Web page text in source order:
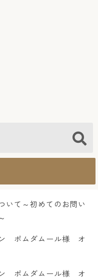
いて～初めてのお問い
ポムダムール様 オ
ポムダムール様 オ